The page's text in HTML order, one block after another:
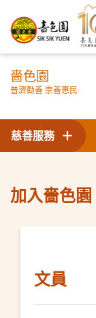
嗇色園
普濟勸善 崇善惠民
慈善服務
加入嗇色園
文員